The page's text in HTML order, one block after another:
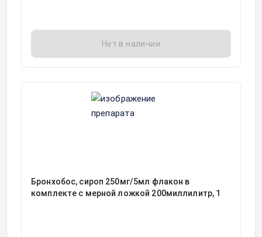
Нет в наличии
Бронхобос, сироп 250мг/5мл флакон в
комплекте с мерной ложкой 200миллилитр, 1